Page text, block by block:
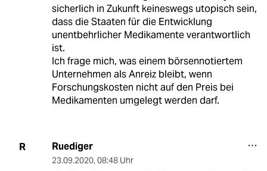
sicherlich in Zukunft keineswegs utopisch sein,
dass die Staaten für die Entwicklung
unentbehrlicher Medikamente verantwortlich
ist.
Ich frage mich, was einem börsennotiertem
Unternehmen als Anreiz bleibt, wenn
Forschungskosten nicht auf den Preis bei
Medikamenten umgelegt werden darf.
R Ruediger
23.09.2020, 08:48 Uhr